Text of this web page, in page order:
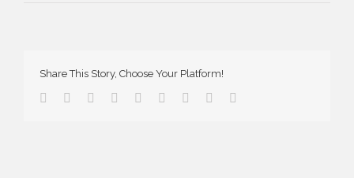
Share This Story, Choose Your Platform!